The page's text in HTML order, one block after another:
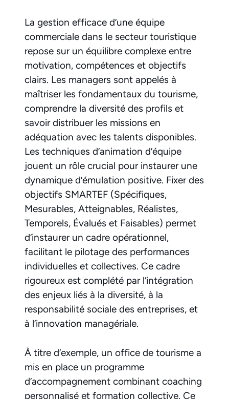
La gestion efficace d’une équipe
commerciale dans le secteur touristique
repose sur un équilibre complexe entre
motivation, compétences et objectifs
clairs. Les managers sont appelés à
maîtriser les fondamentaux du tourisme,
comprendre la diversité des profils et
savoir distribuer les missions en
adéquation avec les talents disponibles.
Les techniques d’animation d’équipe
jouent un rôle crucial pour instaurer une
dynamique d’émulation positive. Fixer des
objectifs SMARTEF (Spécifiques,
Mesurables, Atteignables, Réalistes,
Temporels, Évalués et Faisables) permet
d’instaurer un cadre opérationnel,
facilitant le pilotage des performances
individuelles et collectives. Ce cadre
rigoureux est complété par l’intégration
des enjeux liés à la diversité, à la
responsabilité sociale des entreprises, et
à l’innovation managériale.
À titre d’exemple, un office de tourisme a
mis en place un programme
d’accompagnement combinant coaching
personnalisé et formation collective. Ce